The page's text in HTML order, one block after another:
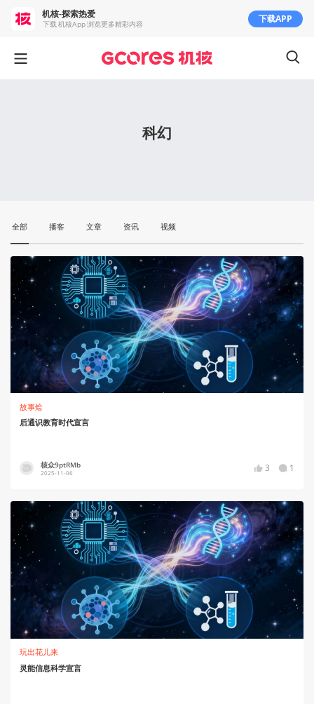
科幻
全部 播客 文章 资讯 视频
故事烩
后通识教育时代宣言
核众9ptRMb
2025-11-06 3 1
玩出花儿来
灵能信息科学宣言
机核-探索热爱
下载 机核App 浏览更多精彩内容 下载APP